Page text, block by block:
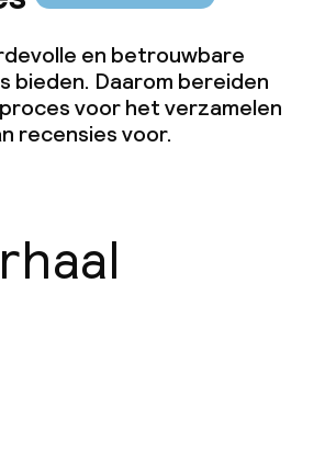
voor kinderen
en betrouwbare
bieden. Daarom bereiden
voor het verzamelen
recensies voor.